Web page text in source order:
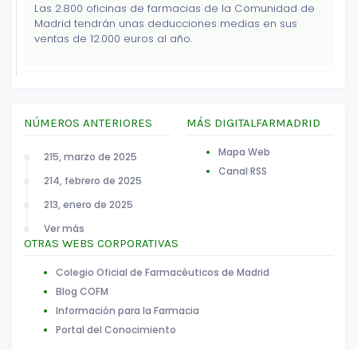
Las 2.800 oficinas de farmacias de la Comunidad de
Madrid tendrán unas deducciones medias en sus
ventas de 12.000 euros al año.
NÚMEROS ANTERIORES
215, marzo de 2025
214, febrero de 2025
213, enero de 2025
Ver más
MÁS DIGITALFARMADRID
Mapa Web
Canal RSS
OTRAS WEBS CORPORATIVAS
Colegio Oficial de Farmacéuticos de Madrid
Blog COFM
Información para la Farmacia
Portal del Conocimiento